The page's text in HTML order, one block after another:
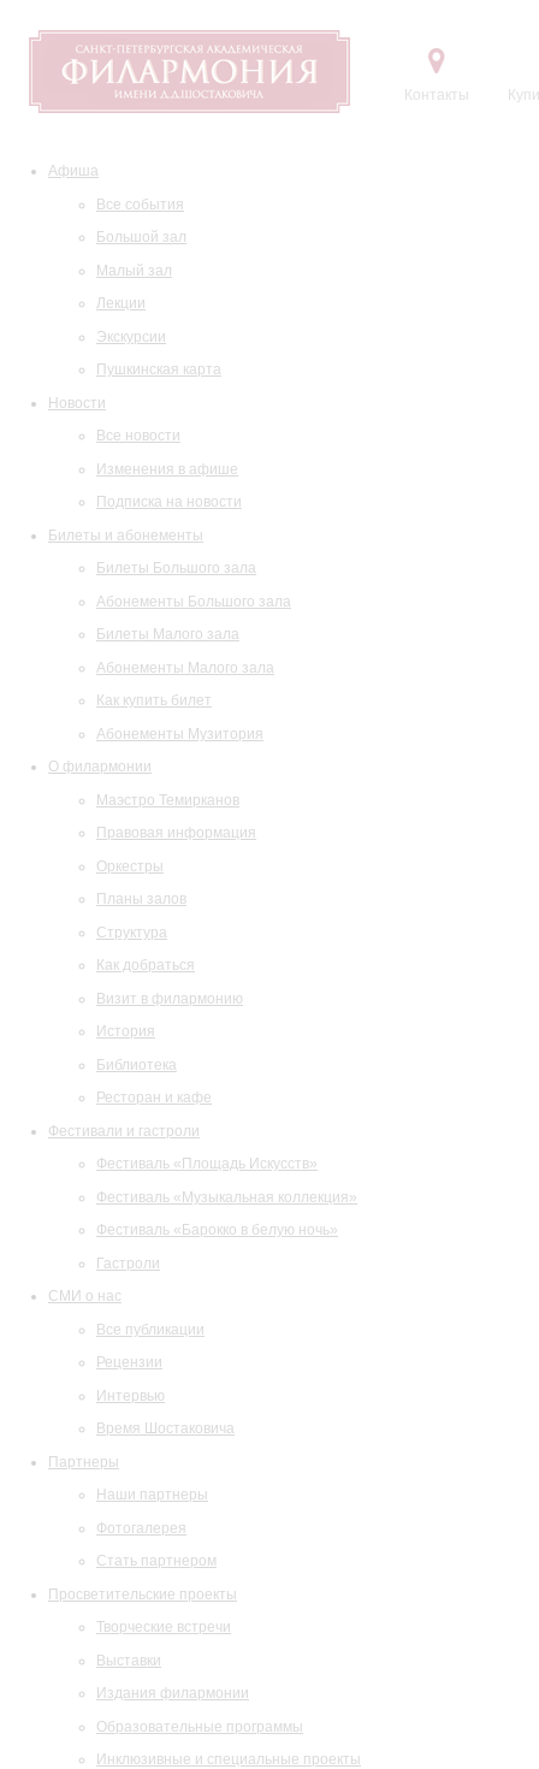
Контакты
Афиша
Все события
Большой зал
Малый зал
Лекции
Экскурсии
Пушкинская карта
Новости
Все новости
Изменения в афише
Подписка на новости
Билеты и абонементы
Билеты Большого зала
Абонементы Большого зала
Билеты Малого зала
Абонементы Малого зала
Как купить билет
Абонементы Музитория
О филармонии
Маэстро Темирканов
Правовая информация
Оркестры
Планы залов
Структура
Как добраться
Визит в филармонию
История
Библиотека
Ресторан и кафе
Фестивали и гастроли
Фестиваль «Площадь Искусств»
Фестиваль «Музыкальная коллекция»
Фестиваль «Барокко в белую ночь»
Гастроли
СМИ о нас
Все публикации
Рецензии
Интервью
Время Шостаковича
Партнеры
Наши партнеры
Фотогалерея
Стать партнером
Просветительские проекты
Творческие встречи
Выставки
Издания филармонии
Образовательные программы
Инклюзивные и специальные проекты